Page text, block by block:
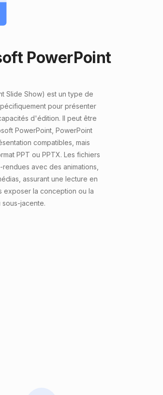
PowerPoint
Slide Show) est un type de
pour présenter
d'édition. Il peut être
PowerPoint, PowerPoint
compatibles, mais
PPT ou PPTX. Les fichiers
avec des animations,
assurant une lecture en
exposer la conception ou la
jacente.